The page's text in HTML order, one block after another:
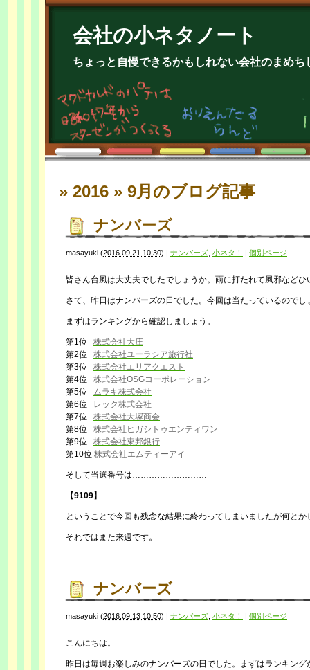
会社の小ネタノート
ちょっと自慢できるかもしれない会社のまめち
» 2016 » 9月 のブログ記事
ナンバーズ
masayuki (2016.09.21 10:30) | ナンバーズ 小ネタ！ | 個別ページ
皆さん台風は大丈夫でしたでしょうか。雨に打たれて風邪など
さて、昨日はナンバーズの日でした。今回は当たっているのでし
まずはランキングから確認しましょう。
第1位 株式会社大庄
第2位 株式会社ユーラシア旅行社
第3位
株式会社エリアクエスト
第4位 株式会社OSGコーポレーション
第5位 ムラキ株式会社
第6位
レック株式会社
第7位 株式会社大塚商会
第8位 株式会社ヒガシトゥエンティワン
第9位 株式会社東邦銀行
第10位 株式会社エムティーアイ
そして当選番号は………………………
【9109】
ということで今回も残念な結果に終わってしまいましたが何と
それではまた来週です。
ナンバーズ
masayuki (2016.09.13 10:50) | ナンバーズ 小ネタ！ | 個別ページ
こんにちは。
昨日は毎週お楽しみのナンバーズの日でした。まずはランキン